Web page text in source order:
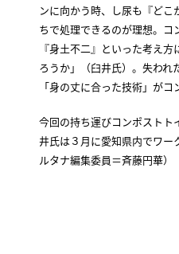
ンに向かう時、し尿も『ど
ちで処理できるのが理想。コ
『身土不二』といった考え
ろうか」（臼井氏）。失われ
「身の丈に合った技術」がコ
今回の持ち運びコンポストト
井氏は３月に愛知県内でワー
ルタナ編集委員＝斉藤円華）